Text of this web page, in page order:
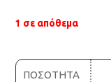
1 σε απόθεμα
ΠΟΣΟΤΗΤΑ